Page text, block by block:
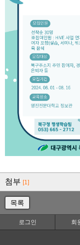
첨부 [1]
목록
로그인 회